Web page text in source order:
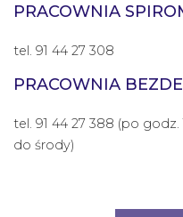
PRACOWNIA
tel. 91 44 27 308
PRACOWNIA
tel. 91 44 27 388 (po
do środy)